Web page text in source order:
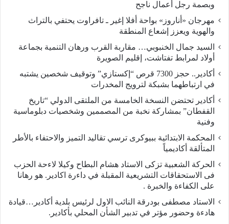
وبصمة رجل أعمال ناجح
مهرجان «أناروز» بواحة أفلا إغير ـ تافراوت يحتفي بالتراث
والهوية ويعزز إشعاع المنطقة
السيد جمال الخنبوبي… مقاربة القرب ورهان التنمية بجماعة
أولاد لمرابط تفتاشت، إقليم الصويرة
أكادير.. حجز 7300 قرص “إكستازي” وتوقيف شخصين يشتبه
في ارتباطهما بشبكة لترويج المخدرات
أكادير تحتضن النسخة الخامسة من الملتقى الدولي “تاريخ
القفطان” بمشاركة نخبة من المصممين وشخصيات دبلوماسية
وفنية
المحكمة الابتدائية ببيوكرى ترسي تقاليد التميز والاحتفاء بالأطر
المتألقة أكاديمياً
الحركة الشعبية تزكى الاستاد هشام البطاح وكيلا لاءحة الحزب
فى الاستحقاقات التشريعية المقبلة في داءرة اكادير. هو رهانا
على الكفاءة والخبرة .
الاستاد مصطفى بودرقة النائب الاول لرئيس بلدية أكادير…قيادة
هادءة وحضور مؤتر في تدبير الشأن المحلي بأكادير.